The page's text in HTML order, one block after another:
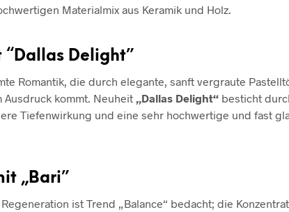
Materialmix aus Keramik und Holz.
“Dallas Delight”
Romantik, die durch elegante, sanft vergraute
Ausdruck kommt. Neuheit„Dallas Delight“ besticht
Tiefenwirkung und eine sehr hochwertige und fast
„Bari”
ist Trend „Balance“ bedacht; die